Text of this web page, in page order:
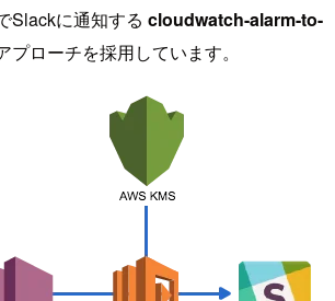
Slackに通知する cloudwatch-alarm-to-
プローチを採用しています。